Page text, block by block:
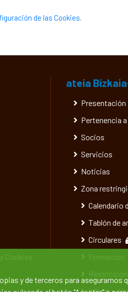
de las Cookies.
Cookies
ateia
Presentación
Pertenencia
Socios
Servicios
Noticias
Zona
Calendario
Tablón de
Circulares
Formación
y de terceros para